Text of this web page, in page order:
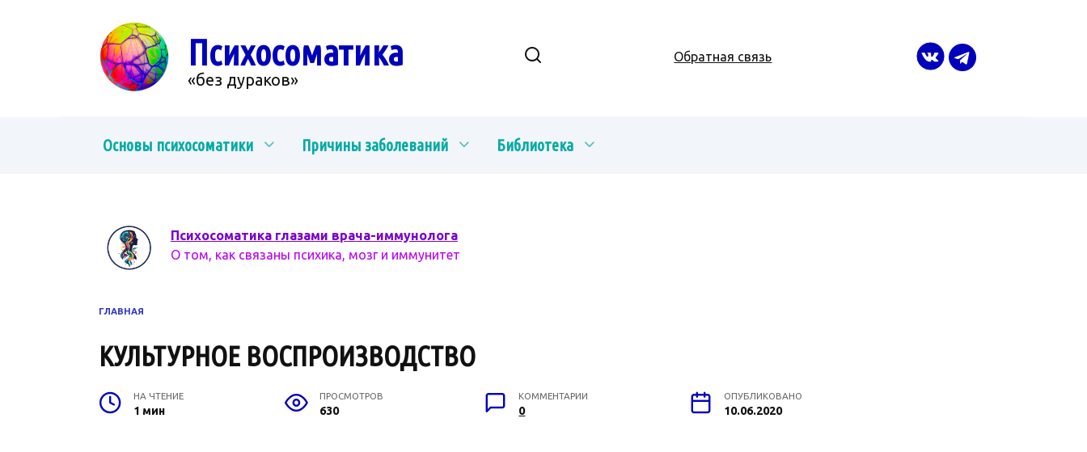
Психосоматика
«без дураков»
Обратная связь
Основы психосоматики Причины заболеваний Библиотека
Психосоматика глазами врача-иммунолога
О том, как связаны психика, мозг и иммунитет
ГЛАВНАЯ
КУЛЬТУРНОЕ ВОСПРОИЗВОДСТВО
НА ЧТЕНИЕ
1 мин
ПРОСМОТРОВ
630
КОММЕНТАРИИ
0
ОПУБЛИКОВАНО
10.06.2020